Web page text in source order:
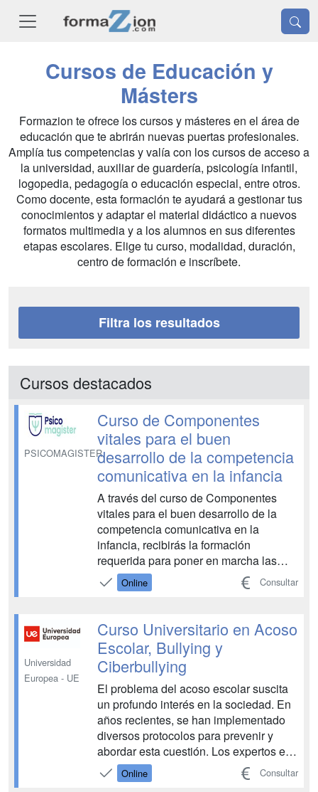
Cursos de Educación y
Másters
Formazion te ofrece los cursos y másteres en el área de
educación que te abrirán nuevas puertas profesionales.
Amplía tus competencias y valía con los cursos de acceso a
la universidad, auxiliar de guardería, psicología infantil,
logopedia, pedagogía o educación especial, entre otros.
Como docente, esta formación te ayudará a gestionar tus
conocimientos y adaptar el material didáctico a nuevos
formatos multimedia y a los alumnos en sus diferentes
etapas escolares. Elige tu curso, modalidad, duración,
centro de formación e inscríbete.
Filtra los resultados
Cursos destacados
PSICOMAGISTER
Curso de Componentes
vitales para el buen
desarrollo de la competencia
comunicativa en la infancia
A través del curso de Componentes
vitales para el buen desarrollo de la
competencia comunicativa en la
infancia, recibirás la formación
requerida para poner en marcha las
estrategias que promuevan el
desarrollo lingüístico en la primera
socioafectivo. Desde
PSICOMAGISTER te garantizamos una
enseñanza 100% online, d...
Online Consultar
Universidad
Europea - UE
Curso Universitario en Acoso
Escolar, Bullying y
Ciberbullying
El problema del acoso escolar suscita
un profundo interés en la sociedad. En
años recientes, se han implementado
diversos protocolos para prevenir y
abordar esta cuestión. Los expertos en
educación deben comprender que las
manifestaciones del acoso escolar
Online Consultar